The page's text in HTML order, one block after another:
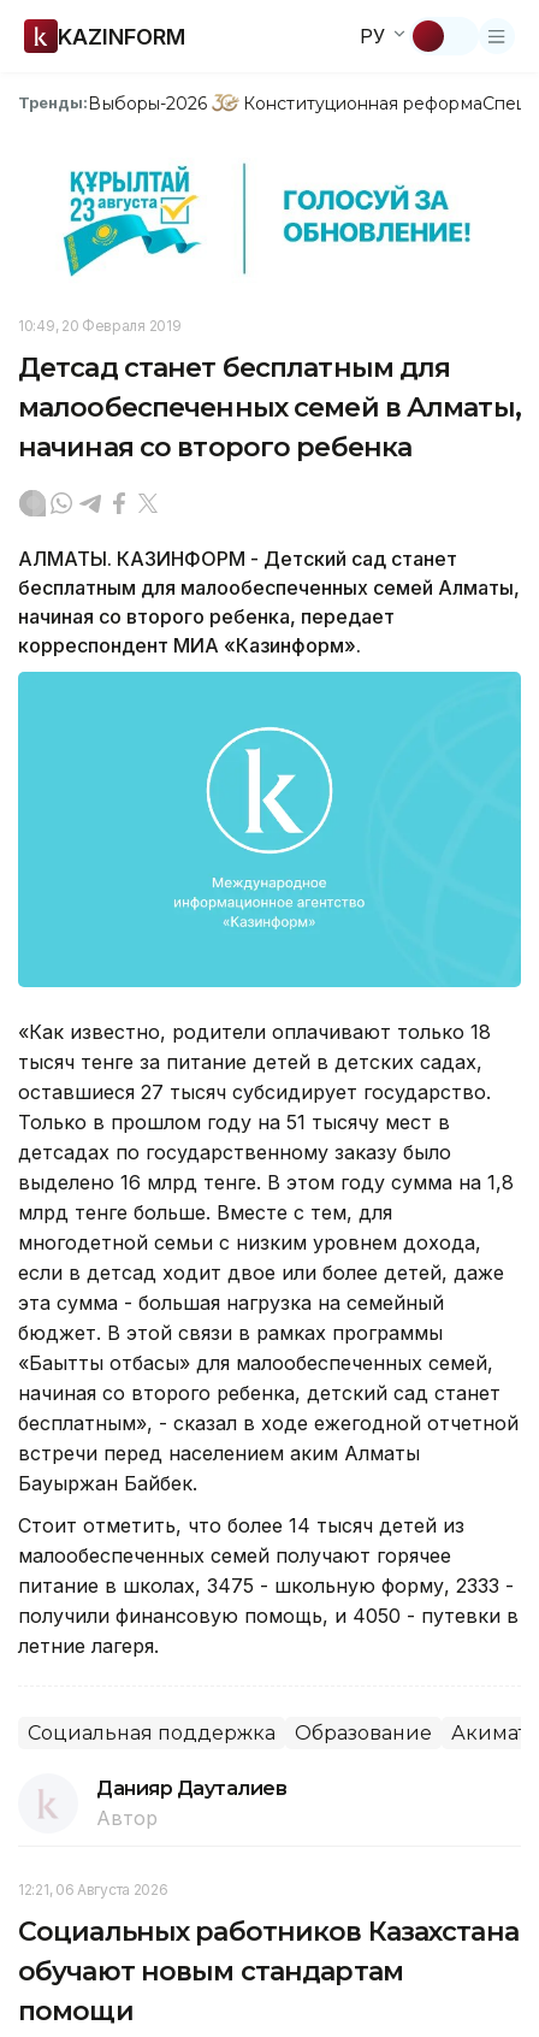
KAZINFORM РУ
Тренды:Выборы-2026 Конституционная реформа
10:49, 20 Февраля 2019
Детсад станет бесплатным для
малообеспеченных семей в Алматы,
начиная со второго ребенка
АЛМАТЫ. КАЗИНФОРМ - Детский сад станет
бесплатным для малообеспеченных семей Алматы,
начиная со второго ребенка, передает
корреспондент МИА «Казинформ».
«Как известно, родители оплачивают только 18
тысяч тенге за питание детей в детских садах,
оставшиеся 27 тысяч субсидирует государство.
Только в прошлом году на 51 тысячу мест в
детсадах по государственному заказу было
выделено 16 млрд тенге. В этом году сумма на 1,8
млрд тенге больше. Вместе с тем, для
многодетной семьи с низким уровнем дохода,
если в детсад ходит двое или более детей, даже
эта сумма - большая нагрузка на семейный
бюджет. В этой связи в рамках программы
«Бақытты отбасы» для малообеспеченных семей,
начиная со второго ребенка, детский сад станет
бесплатным», - сказал в ходе ежегодной отчетной
встречи перед населением аким Алматы
Бауыржан Байбек.
Стоит отметить, что более 14 тысяч детей из
малообеспеченных семей получают горячее
питание в школах, 3475 - школьную форму, 2333 -
получили финансовую помощь, и 4050 - путевки в
летние лагеря.
Социальная поддержка Образование Акимат
Данияр Дауталиев
Автор
12:21, 06 Августа 2026
Социальных работников Казахстана
обучают новым стандартам
помощи